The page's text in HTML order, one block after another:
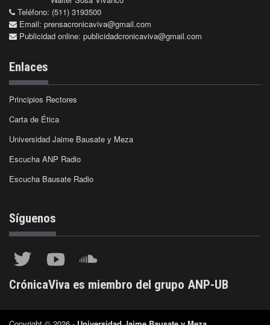
Teléfono: (511) 3193500
Email: prensacronicaviva@gmail.com
Publicidad online: publicidadcronicaviva@gmail.com
Enlaces
Principios Rectores
Carta de Ética
Universidad Jaime Bausate y Meza
Escucha ANP Radio
Escucha Bausate Radio
Síguenos
CrónicaViva es miembro del grupo ANP-UB